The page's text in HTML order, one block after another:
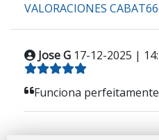
VALORACIONES
Jose G 17-12-2025 |
Funciona perfeitamente